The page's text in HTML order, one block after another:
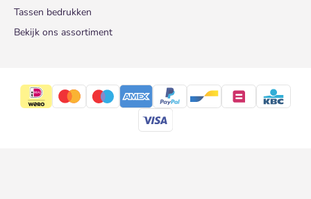
Tassen bedrukken
Bekijk ons assortiment